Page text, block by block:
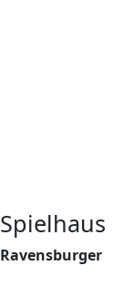
Spielhaus
Ravensburger